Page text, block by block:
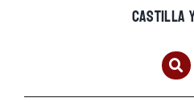
CASTILLA